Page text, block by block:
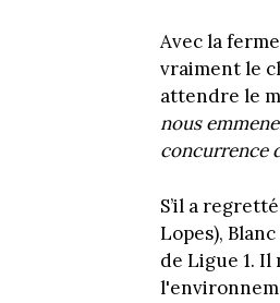
Avec la
vraiment le
attendre le
nous
concurrence
S’il a
Lopes),
de Ligue 1.